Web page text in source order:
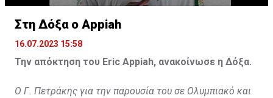
Στη Δόξα ο Appiah
16.07.2023 15:58
Την απόκτηση του Eric Appiah, ανακοίνωσε η Δόξα.
Ο Γ. Πετράκης για την παρουσία του σε Ολυμπιακό και